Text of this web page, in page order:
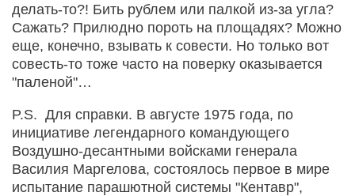
делать-то?! Бить рублем или палкой из-за угла?
Сажать? Прилюдно пороть на площадях? Можно
еще, конечно, взывать к совести. Но только вот
совесть-то тоже часто на поверку оказывается
"паленой"…
P.S. Для справки. В августе 1975 года, по
инициативе легендарного командующего
Воздушно-десантными войсками генерала
Василия Маргелова, состоялось первое в мире
испытание парашютной системы "Кентавр",